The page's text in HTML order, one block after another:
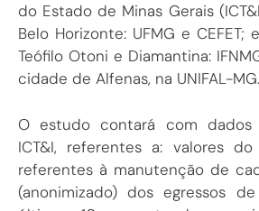
do Estado de Minas Gerais
Belo Horizonte: UFMG e CEFET;
Teófilo Otoni e Diamantina:
cidade de Alfenas, na UNIFAL-MG.
O estudo contará com dados
ICT&I, referentes a: valores do
referentes à manutenção de
(anonimizado) dos egressos